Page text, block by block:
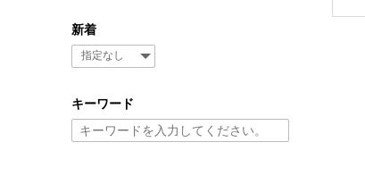
新着
キーワード